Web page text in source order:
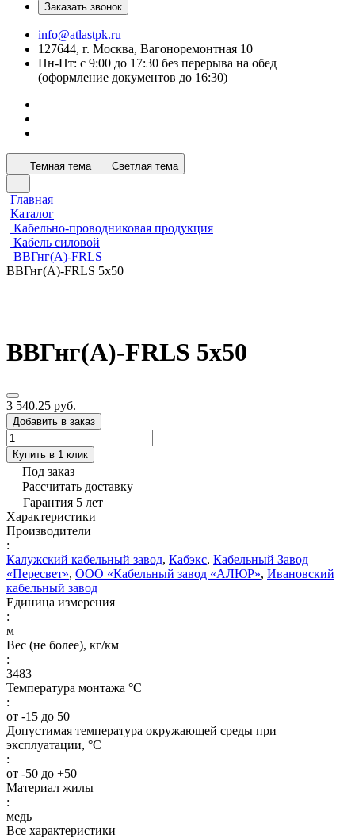
Заказать звонок
info@atlastpk.ru
127644, г. Москва, Вагоноремонтная 10
Пн-Пт: с 9:00 до 17:30 без перерыва на обед
(оформление документов до 16:30)
Темная тема Светлая тема
Главная
Каталог
Кабельно-проводниковая продукция
Кабель силовой
ВВГнг(А)-FRLS
ВВГнг(А)-FRLS 5х50
ВВГнг(А)-FRLS 5х50
3 540.25 руб.
Добавить в заказ
Купить в 1 клик
Под заказ
Рассчитать доставку
Гарантия 5 лет
Характеристики
Производители
:
Калужский кабельный завод, Кабэкс, Кабельный Завод
«Пересвет», ООО «Кабельный завод «АЛЮР», Ивановский
кабельный завод
Единица измерения
:
м
Вес (не более), кг/км
:
3483
Температура монтажа °C
:
от -15 до 50
Допустимая температура окружающей среды при
эксплуатации, °C
:
от -50 до +50
Материал жилы
:
медь
Все характеристики